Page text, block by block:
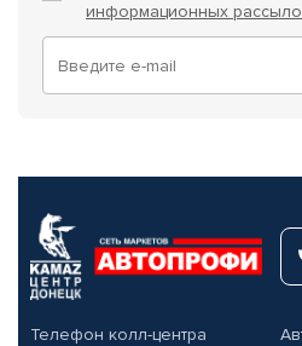
информационных
Телефон колл-центра